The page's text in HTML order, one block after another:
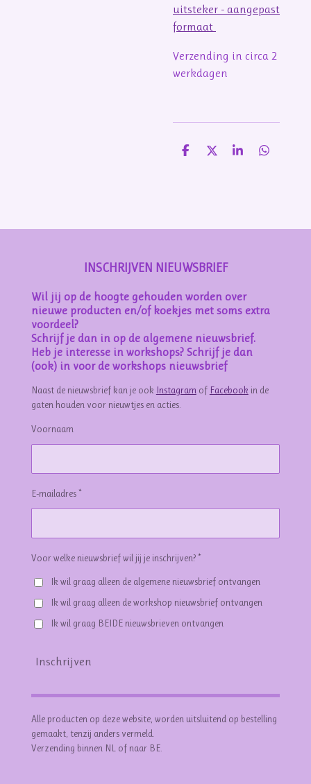
uitsteker - aangepast
formaat
Verzending in circa 2
werkdagen
D
D
S
D
INSCHRIJVEN NIEUWSBRIEF
Wil jij op de hoogte gehouden worden over
nieuwe producten en/of koekjes met soms extra
voordeel?
Schrijf je dan in op de algemene nieuwsbrief.
Heb je interesse in workshops? Schrijf je dan
(ook) in voor de workshops nieuwsbrief
Naast de nieuwsbrief kan je ook Instagram of Facebook in de
gaten houden voor nieuwtjes en acties.
Voornaam
E-mailadres *
Voor welke nieuwsbrief wil jij je inschrijven? *
Ik wil graag alleen de algemene nieuwsbrief ontvangen
Ik wil graag alleen de workshop nieuwsbrief ontvangen
Ik wil graag BEIDE nieuwsbrieven ontvangen
Inschrijven
Alle producten op deze website, worden uitsluitend op bestelling
gemaakt, tenzij anders vermeld.
Verzending binnen NL of naar BE.